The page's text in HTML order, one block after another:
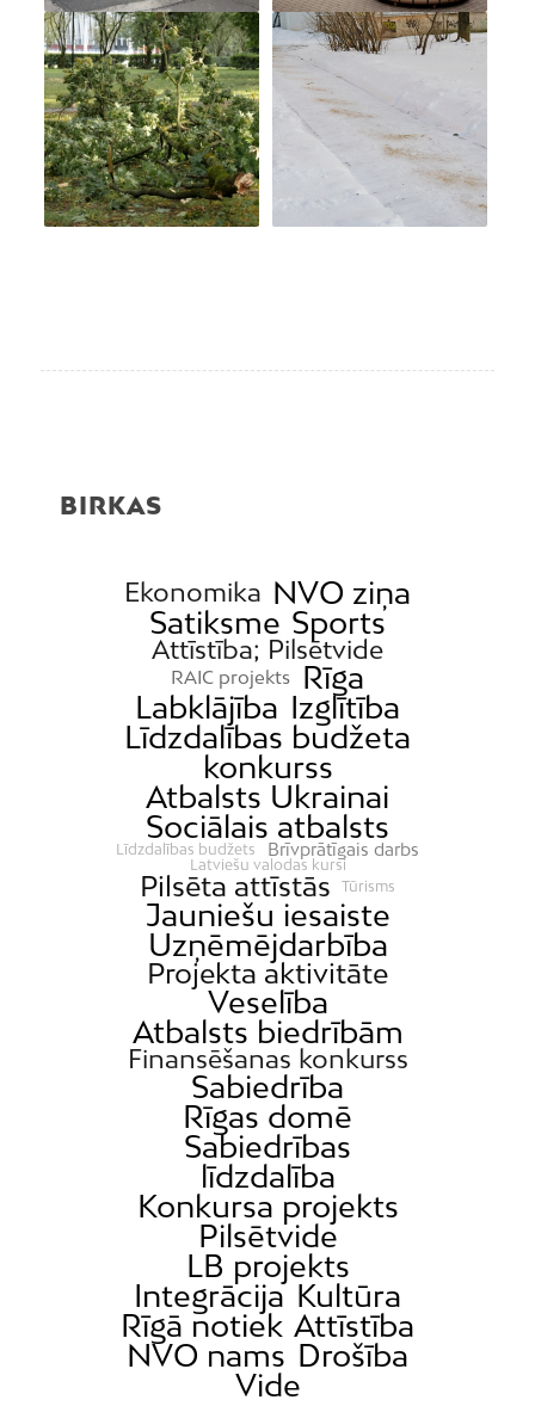
BIRKAS
Ekonomika NVO ziņa
Satiksme Sports
Attīstība; Pilsētvide
RAIC projekts
Rīga
Labklājība Izglītība
Līdzdalības budžeta
konkurss
Atbalsts Ukrainai
Sociālais atbalsts
Līdzdalības budžets Brīvprātīgais darbs
Latviešu valodas kursi
Pilsēta attīstās Tūrisms
Jauniešu iesaiste
Uzņēmējdarbība
Projekta aktivitāte
Veselība
Atbalsts biedrībām
Finansēšanas konkurss
Sabiedrība
Rīgas domē
Sabiedrības
līdzdalība
Konkursa projekts
Pilsētvide
LB projekts
Integrācija Kultūra
Rīgā notiek Attīstība
NVO nams Drošība
Vide